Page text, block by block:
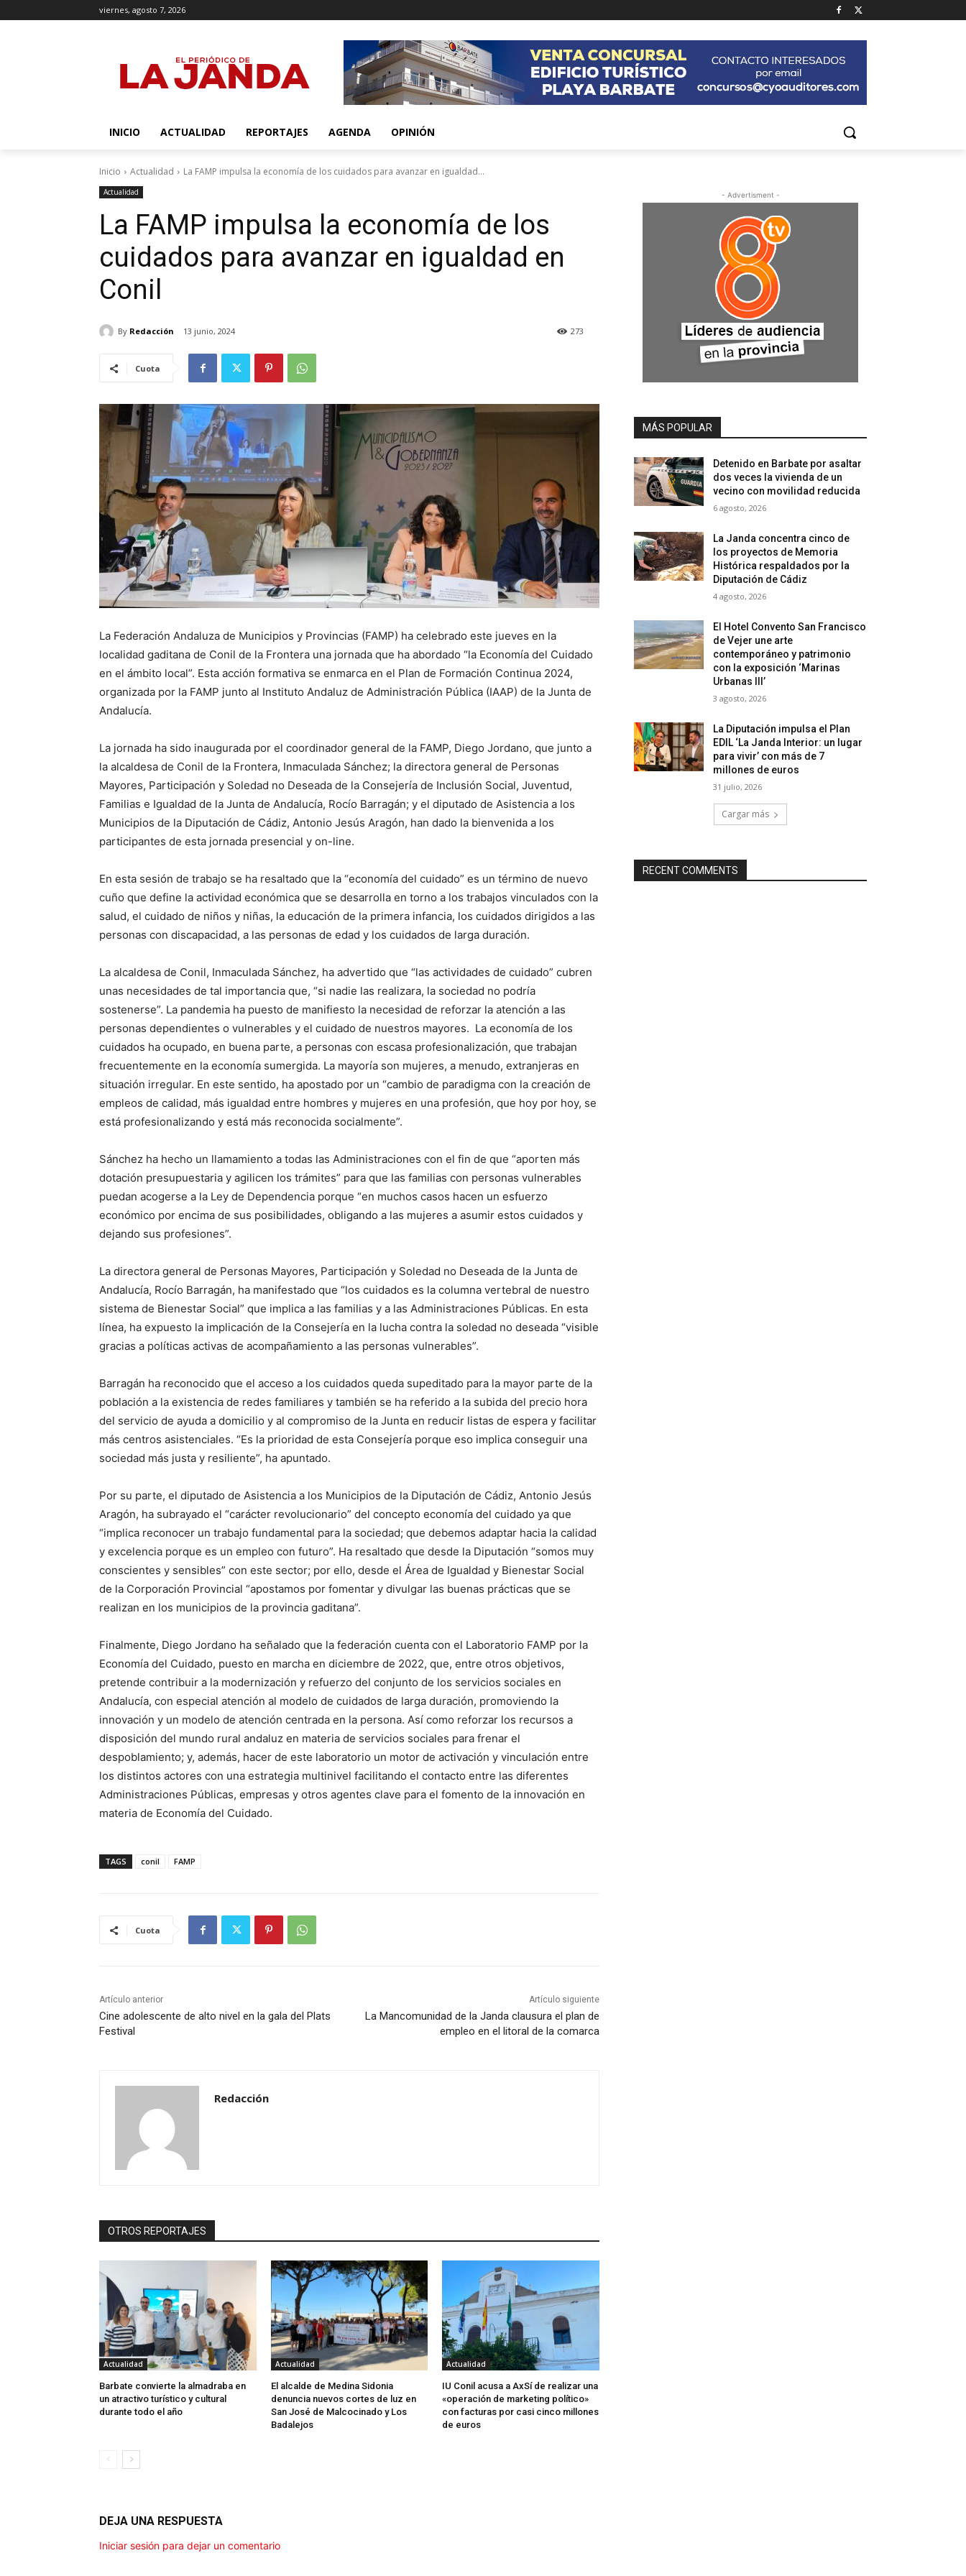
viernes, agosto 7, 2026
INICIO ACTUALIDAD REPORTAJES AGENDA OPINIÓN
Inicio Actualidad La FAMP impulsa la economía de los cuidados para avanzar en igualdad...
Actualidad
La FAMP impulsa la economía de los
cuidados para avanzar en igualdad en
Conil
By Redacción 13 junio, 2024 273
Cuota
La Federación Andaluza de Municipios y Provincias (FAMP) ha celebrado este jueves en la
localidad gaditana de Conil de la Frontera una jornada que ha abordado “la Economía del Cuidado
en el ámbito local”. Esta acción formativa se enmarca en el Plan de Formación Continua 2024,
organizada por la FAMP junto al Instituto Andaluz de Administración Pública (IAAP) de la Junta de
Andalucía.
La jornada ha sido inaugurada por el coordinador general de la FAMP, Diego Jordano, que junto a
la alcaldesa de Conil de la Frontera, Inmaculada Sánchez; la directora general de Personas
Mayores, Participación y Soledad no Deseada de la Consejería de Inclusión Social, Juventud,
Familias e Igualdad de la Junta de Andalucía, Rocío Barragán; y el diputado de Asistencia a los
Municipios de la Diputación de Cádiz, Antonio Jesús Aragón, han dado la bienvenida a los
participantes de esta jornada presencial y on-line.
En esta sesión de trabajo se ha resaltado que la “economía del cuidado” es un término de nuevo
cuño que define la actividad económica que se desarrolla en torno a los trabajos vinculados con la
salud, el cuidado de niños y niñas, la educación de la primera infancia, los cuidados dirigidos a las
personas con discapacidad, a las personas de edad y los cuidados de larga duración.
La alcaldesa de Conil, Inmaculada Sánchez, ha advertido que “las actividades de cuidado” cubren
unas necesidades de tal importancia que, “si nadie las realizara, la sociedad no podría
sostenerse”. La pandemia ha puesto de manifiesto la necesidad de reforzar la atención a las
personas dependientes o vulnerables y el cuidado de nuestros mayores. La economía de los
cuidados ha ocupado, en buena parte, a personas con escasa profesionalización, que trabajan
frecuentemente en la economía sumergida. La mayoría son mujeres, a menudo, extranjeras en
situación irregular. En este sentido, ha apostado por un “cambio de paradigma con la creación de
empleos de calidad, más igualdad entre hombres y mujeres en una profesión, que hoy por hoy, se
está profesionalizando y está más reconocida socialmente”.
Sánchez ha hecho un llamamiento a todas las Administraciones con el fin de que “aporten más
dotación presupuestaria y agilicen los trámites” para que las familias con personas vulnerables
puedan acogerse a la Ley de Dependencia porque “en muchos casos hacen un esfuerzo
económico por encima de sus posibilidades, obligando a las mujeres a asumir estos cuidados y
dejando sus profesiones”.
La directora general de Personas Mayores, Participación y Soledad no Deseada de la Junta de
Andalucía, Rocío Barragán, ha manifestado que “los cuidados es la columna vertebral de nuestro
sistema de Bienestar Social” que implica a las familias y a las Administraciones Públicas. En esta
línea, ha expuesto la implicación de la Consejería en la lucha contra la soledad no deseada “visible
gracias a políticas activas de acompañamiento a las personas vulnerables”.
Barragán ha reconocido que el acceso a los cuidados queda supeditado para la mayor parte de la
población a la existencia de redes familiares y también se ha referido a la subida del precio hora
del servicio de ayuda a domicilio y al compromiso de la Junta en reducir listas de espera y facilitar
más centros asistenciales. “Es la prioridad de esta Consejería porque eso implica conseguir una
sociedad más justa y resiliente”, ha apuntado.
Por su parte, el diputado de Asistencia a los Municipios de la Diputación de Cádiz, Antonio Jesús
Aragón, ha subrayado el “carácter revolucionario” del concepto economía del cuidado ya que
“implica reconocer un trabajo fundamental para la sociedad; que debemos adaptar hacia la calidad
y excelencia porque es un empleo con futuro”. Ha resaltado que desde la Diputación “somos muy
conscientes y sensibles” con este sector; por ello, desde el Área de Igualdad y Bienestar Social
de la Corporación Provincial “apostamos por fomentar y divulgar las buenas prácticas que se
realizan en los municipios de la provincia gaditana”.
Finalmente, Diego Jordano ha señalado que la federación cuenta con el Laboratorio FAMP por la
Economía del Cuidado, puesto en marcha en diciembre de 2022, que, entre otros objetivos,
pretende contribuir a la modernización y refuerzo del conjunto de los servicios sociales en
Andalucía, con especial atención al modelo de cuidados de larga duración, promoviendo la
innovación y un modelo de atención centrada en la persona. Así como reforzar los recursos a
disposición del mundo rural andaluz en materia de servicios sociales para frenar el
despoblamiento; y, además, hacer de este laboratorio un motor de activación y vinculación entre
los distintos actores con una estrategia multinivel facilitando el contacto entre las diferentes
Administraciones Públicas, empresas y otros agentes clave para el fomento de la innovación en
materia de Economía del Cuidado.
TAGS conil FAMP
Cuota
Artículo anterior
Cine adolescente de alto nivel en la gala del Plats
Festival
Artículo siguiente
La Mancomunidad de la Janda clausura el plan de
empleo en el litoral de la comarca
Redacción
OTROS REPORTAJES
Actualidad
Barbate convierte la almadraba en
un atractivo turístico y cultural
durante todo el año
Actualidad
El alcalde de Medina Sidonia
denuncia nuevos cortes de luz en
San José de Malcocinado y Los
Badalejos
Actualidad
IU Conil acusa a AxSí de realizar una
«operación de marketing político»
con facturas por casi cinco millones
de euros
DEJA UNA RESPUESTA
Iniciar sesión para dejar un comentario
- Advertisment -
MÁS POPULAR
Detenido en Barbate por asaltar
dos veces la vivienda de un
vecino con movilidad reducida
6 agosto, 2026
La Janda concentra cinco de
los proyectos de Memoria
Histórica respaldados por la
Diputación de Cádiz
4 agosto, 2026
El Hotel Convento San Francisco
de Vejer une arte
contemporáneo y patrimonio
con la exposición ‘Marinas
Urbanas III’
3 agosto, 2026
La Diputación impulsa el Plan
EDIL ‘La Janda Interior: un lugar
para vivir’ con más de 7
millones de euros
31 julio, 2026
Cargar más
RECENT COMMENTS